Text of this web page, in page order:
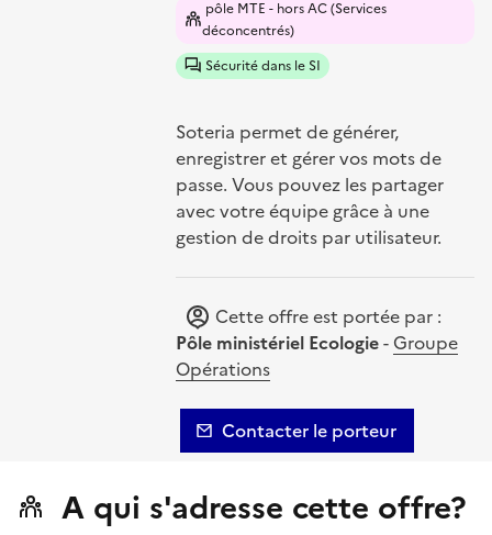
pôle MTE - hors AC (Services
déconcentrés)
Sécurité dans le SI
Soteria permet de générer,
enregistrer et gérer vos mots de
passe. Vous pouvez les partager
avec votre équipe grâce à une
gestion de droits par utilisateur.
Cette offre est portée par :
Pôle ministériel Ecologie-Groupe
Opérations
Contacter le porteur
A qui s'adresse cette offre?